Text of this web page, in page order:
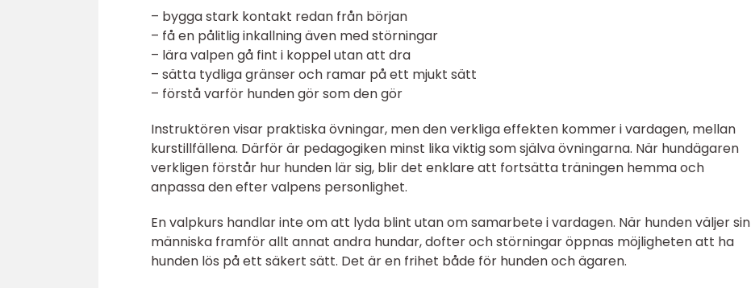
– bygga stark kontakt redan från början
– få en pålitlig inkallning även med störningar
– lära valpen gå fint i koppel utan att dra
– sätta tydliga gränser och ramar på ett mjukt sätt
– förstå varför hunden gör som den gör
Instruktören visar praktiska övningar, men den verkliga effekten kommer i vardagen, mellan
kurstillfällena. Därför är pedagogiken minst lika viktig som själva övningarna. När hundägaren
verkligen förstår hur hunden lär sig, blir det enklare att fortsätta träningen hemma och
anpassa den efter valpens personlighet.
En valpkurs handlar inte om att lyda blint utan om samarbete i vardagen. När hunden väljer sin
människa framför allt annat andra hundar, dofter och störningar öppnas möjligheten att ha
hunden lös på ett säkert sätt. Det är en frihet både för hunden och ägaren.